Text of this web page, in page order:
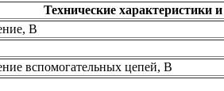
Технические
В
вспомогательных цепей, В